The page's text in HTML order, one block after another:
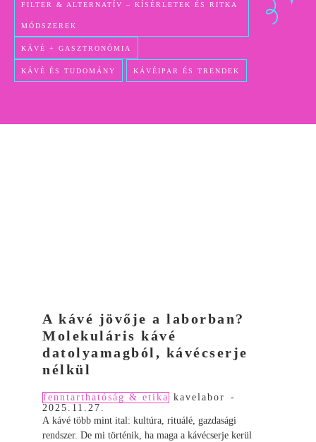
FILTER & ALTERNATÍV – KÍSÉRLETEK ÉS RITKA
MÓDSZEREK
KÁVÉ + GASZTRONÓMIA
KÁVÉ ÉS TUDOMÁNY KÁVÉIPAR ÉS TRENDEK
A kávé jövője a laborban?
Molekuláris kávé
datolyamagból, kávécserje
nélkül
fenntarthatóság & etika kavelabor
-
2025.11.27.
A kávé több mint ital: kultúra, rituálé, gazdasági
rendszer. De mi történik, ha maga a kávécserje kerül